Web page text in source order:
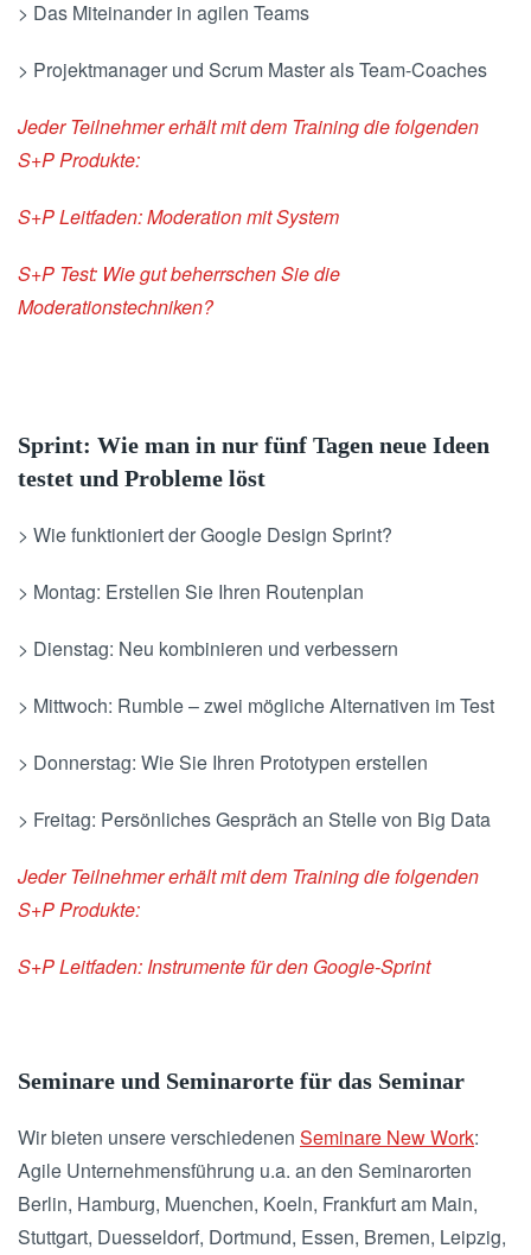
> Das Miteinander in agilen Teams
> Projektmanager und Scrum Master als Team-Coaches
Jeder Teilnehmer erhält mit dem Training die folgenden
S+P Produkte:
S+P Leitfaden: Moderation mit System
S+P Test: Wie gut beherrschen Sie die
Moderationstechniken?
Sprint: Wie man in nur fünf Tagen neue Ideen
testet und Probleme löst
> Wie funktioniert der Google Design Sprint?
> Montag: Erstellen Sie Ihren Routenplan
> Dienstag: Neu kombinieren und verbessern
> Mittwoch: Rumble – zwei mögliche Alternativen im Test
> Donnerstag: Wie Sie Ihren Prototypen erstellen
> Freitag: Persönliches Gespräch an Stelle von Big Data
Jeder Teilnehmer erhält mit dem Training die folgenden
S+P Produkte:
S+P Leitfaden: Instrumente für den Google-Sprint
Seminare und Seminarorte für das Seminar
Wir bieten unsere verschiedenen Seminare New Work:
Agile Unternehmensführung u.a. an den Seminarorten
Berlin, Hamburg, Muenchen, Koeln, Frankfurt am Main,
Stuttgart, Duesseldorf, Dortmund, Essen, Bremen, Leipzig,